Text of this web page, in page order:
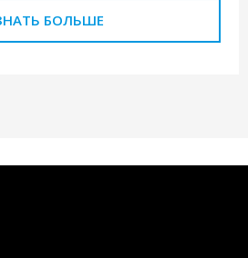
БОЛЬШЕ